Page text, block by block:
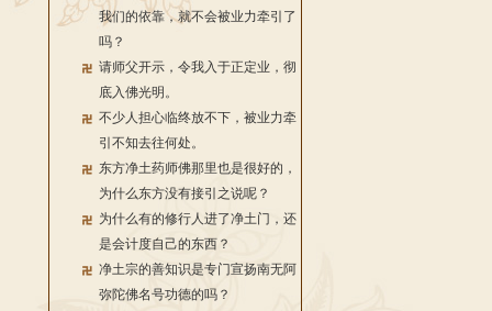
我们的依靠，就不会被业力牵引了
吗？
请师父开示，令我入于正定业，彻
底入佛光明。
不少人担心临终放不下，被业力牵
引不知去往何处。
东方净土药师佛那里也是很好的，
为什么东方没有接引之说呢？
为什么有的修行人进了净土门，还
是会计度自己的东西？
净土宗的善知识是专门宣扬南无阿
弥陀佛名号功德的吗？